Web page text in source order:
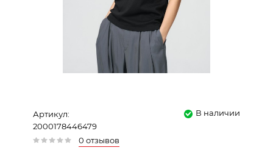
Артикул:
2000178446479
В наличии
0 отзывов